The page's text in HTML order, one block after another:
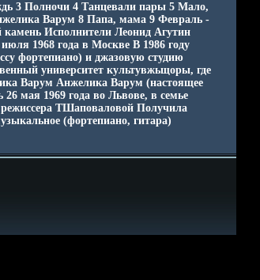
3 Полночи 4 Танцевали пары 5 Мало,
Варум 8 Папа, мама 9 Февраль -
Исполнители Леонид Агутин
1968 года в Москве В 1986 году
фортепиано) и джазовую студию
университет культувжьщоры, где
Варум Анжелика Варум (настоящее
мая 1969 года во Львове, в семье
ТШаповаловой Получила
(фортепиано, гитара)